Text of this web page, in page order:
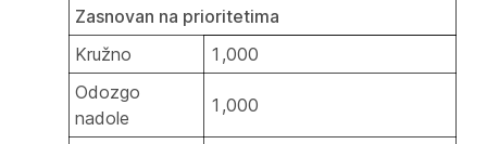
Zasnovan na prioritetima
Kružno
1,000
Odozgo
nadole
1,000